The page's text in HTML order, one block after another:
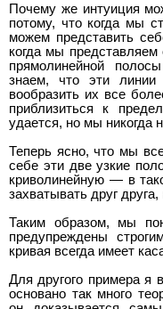
Почему же интуиция
потому, что когда мы
можем представить
когда мы
прямолинейной
знаем, что эти
вообразить их все
приблизиться к
удается, но мы никогда
Теперь ясно, что мы
себе эти две узкие
криволинейную — в
захватывать друг
Таким образом, мы
предупреждены
кривая всегда имеет
Для другого примера я
основано так много